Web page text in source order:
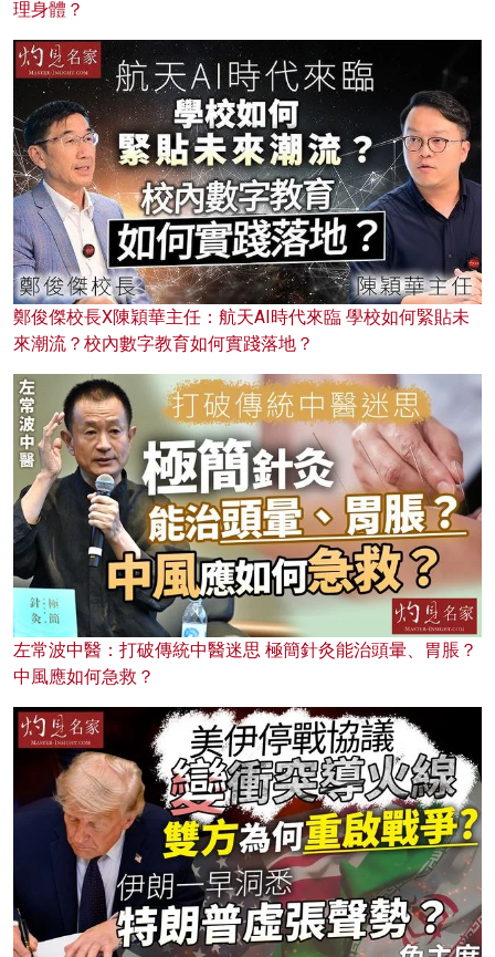
理身體？
鄭俊傑校長X陳穎華主任：航天AI時代來臨 學校如何緊貼未
來潮流？校內數字教育如何實踐落地？
左常波中醫：打破傳統中醫迷思 極簡針灸能治頭暈、胃脹？
中風應如何急救？